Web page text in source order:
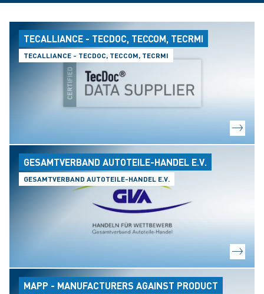
TECALLIANCE - TECDOC, TECCOM, TECRMI
TECALLIANCE - TECDOC, TECCOM, TECRMI
GESAMTVERBAND AUTOTEILE-HANDEL E.V.
GESAMTVERBAND AUTOTEILE-HANDEL E.V.
MAPP - MANUFACTURERS AGAINST PRODUCT